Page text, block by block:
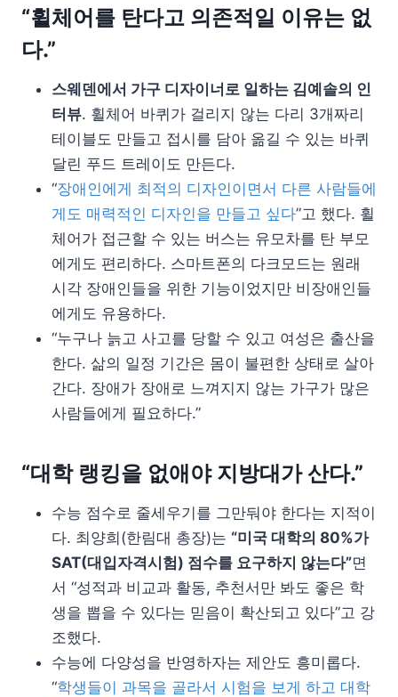
“휠체어를 탄다고 의존적일 이유는 없
다.”
스웨덴에서 가구 디자이너로 일하는 김예솔의 인
터뷰. 휠체어 바퀴가 걸리지 않는 다리 3개짜리
테이블도 만들고 접시를 담아 옮길 수 있는 바퀴
달린 푸드 트레이도 만든다.
“장애인에게 최적의 디자인이면서 다른 사람들에
게도 매력적인 디자인을 만들고 싶다”고 했다. 휠
체어가 접근할 수 있는 버스는 유모차를 탄 부모
에게도 편리하다. 스마트폰의 다크모드는 원래
시각 장애인들을 위한 기능이었지만 비장애인들
에게도 유용하다.
“누구나 늙고 사고를 당할 수 있고 여성은 출산을
한다. 삶의 일정 기간은 몸이 불편한 상태로 살아
간다. 장애가 장애로 느껴지지 않는 가구가 많은
사람들에게 필요하다.”
“대학 랭킹을 없애야 지방대가 산다.”
수능 점수로 줄세우기를 그만둬야 한다는 지적이
다. 최양희(한림대 총장)는 “미국 대학의 80%가
SAT(대입자격시험) 점수를 요구하지 않는다”면
서 “성적과 비교과 활동, 추천서만 봐도 좋은 학
생을 뽑을 수 있다는 믿음이 확산되고 있다”고 강
조했다.
수능에 다양성을 반영하자는 제안도 흥미롭다.
“학생들이 과목을 골라서 시험을 보게 하고 대학